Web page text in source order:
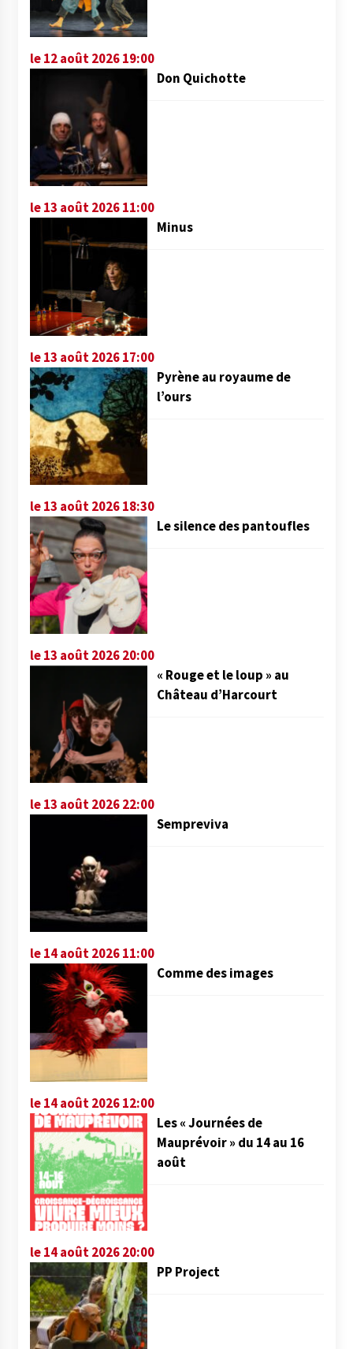
le 12 août 2026 19:00
Don Quichotte
le 13 août 2026 11:00
Minus
le 13 août 2026 17:00
Pyrène au royaume de
l’ours
le 13 août 2026 18:30
Le silence des pantoufles
le 13 août 2026 20:00
« Rouge et le loup » au
Château d’Harcourt
le 13 août 2026 22:00
Sempreviva
le 14 août 2026 11:00
Comme des images
le 14 août 2026 12:00
Les « Journées de
Mauprévoir » du 14 au 16
août
le 14 août 2026 20:00
PP Project